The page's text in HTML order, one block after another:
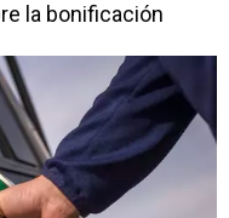
la bonificación